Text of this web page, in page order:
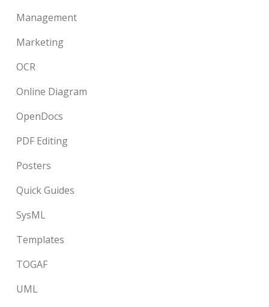
Management
Marketing
OCR
Online Diagram
OpenDocs
PDF Editing
Posters
Quick Guides
SysML
Templates
TOGAF
UML